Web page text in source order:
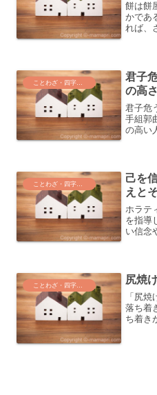
餅は餅
かであ
れば、
に物事
ことわざ・四字熟語・気づき
君子
の高さ
君子危
手組郭
の高い
ことわ
ことわざ・四字熟語・気づき
己を
えと
ホラテ
を指導
い信念
ような
ことわざ・四字熟語・気づき 尻焼
「尻
落ち着
ち着き